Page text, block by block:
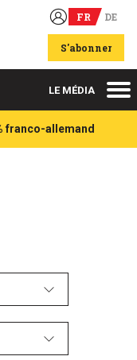
FR DE
S'abonner
LE MÉDIA
franco-allemand